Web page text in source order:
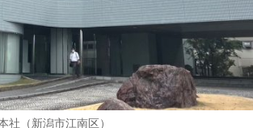
社（新潟市江南区）